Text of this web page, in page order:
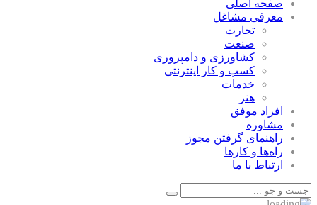
صفحه اصلی
معرفی مشاغل
تجارت
صنعت
كشاورزی و دامپروری
كسب و كار اينترنتی
خدمات
هنر
افراد موفق
مشاوره
راهنمای گرفتن مجوز
راه‌ها و كارها
ارتباط با ما